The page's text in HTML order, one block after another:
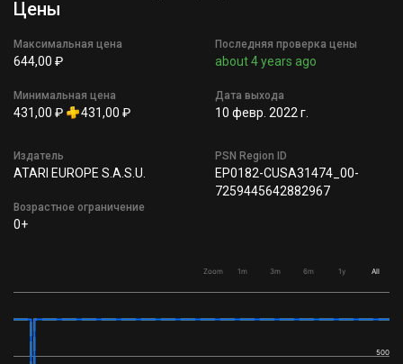
Цены
Максимальная цена
644,00 ₽
Минимальная цена
431,00 ₽ 431,00 ₽
Последняя проверка цены
about 4 years ago
Дата выхода
10 февр. 2022 г.
Издатель
ATARI EUROPE S.A.S.U.
Возрастное ограничение
0+
PSN Region ID
EP0182-CUSA31474_00-
7259445642882967
Zoom 1m 3m 6m 1y All
500